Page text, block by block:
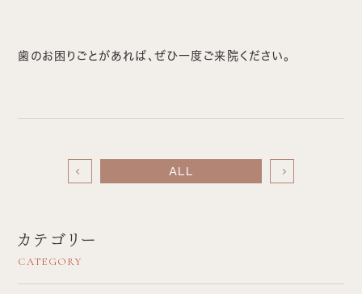
カテゴリー
歯のお困りごとがあれば、ぜひ一度ご来院ください。
ALL